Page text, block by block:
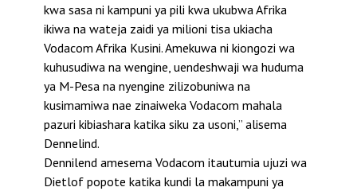
kwa sasa ni kampuni ya pili kwa ukubwa Afrika
ikiwa na wateja zaidi ya milioni tisa ukiacha
Vodacom Afrika Kusini. Amekuwa ni kiongozi wa
kuhusudiwa na wengine, uendeshwaji wa huduma
ya M-Pesa na nyengine zilizobuniwa na
kusimamiwa nae zinaiweka Vodacom mahala
pazuri kibiashara katika siku za usoni,” alisema
Dennelind.
Dennilend amesema Vodacom itautumia ujuzi wa
Dietlof popote katika kundi la makampuni ya